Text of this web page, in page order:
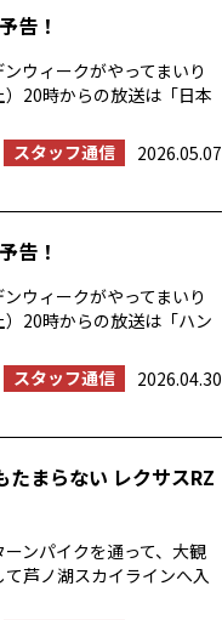
告！
ウィークがやってまいり
20時からの放送は「日本
スタッフ通信
2026.05.07
告！
ウィークがやってまいり
20時からの放送は「ハン
スタッフ通信
2026.04.30
たまらない レクサスRZ
ンパイクを通って、大観
芦ノ湖スカイラインへ入